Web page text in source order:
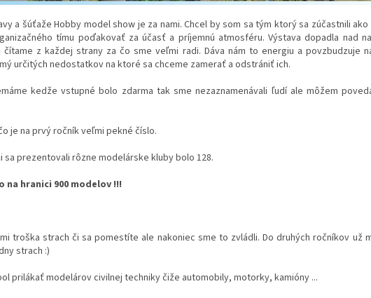
a šúťaže Hobby model show je za nami. Chcel by som sa tým ktorý sa zúčastnili
tímu poďakovať za účasť a príjemnú atmosféru. Výstava dopadla nad
čítame z každej strany za čo sme veľmi radi. Dáva nám to energiu a povzbudzuje
určitých nedostatkov na ktoré sa chceme zamerať a odstrániť ich.
kedže vstupné bolo zdarma tak sme nezaznamenávali ľudí ale môžem
je na prvý ročník veľmi pekné číslo.
prezentovali rôzne modelárske kluby bolo 128.
na hranici 900 modelov !!!
troška strach či sa pomestíte ale nakoniec sme to zvládli. Do druhých ročníkov už
strach :)
prilákať modelárov civilnej techniky čiže automobily, motorky, kamióny ...